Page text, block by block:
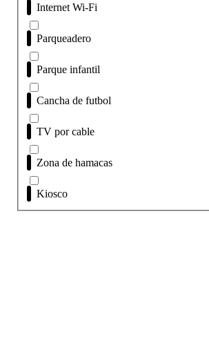
Internet Wi-Fi
Parqueadero
Parque infantil
Cancha de futbol
TV por cable
Zona de hamacas
Kiosco